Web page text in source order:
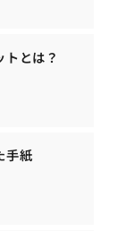
とは？
手紙